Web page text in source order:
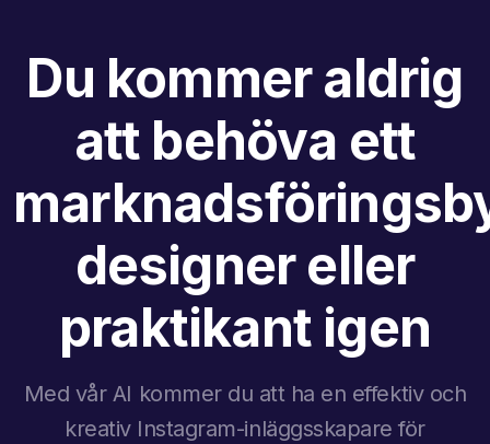
Du kommer aldrig
att behöva ett
designer eller
praktikant igen
Med vår AI kommer du att ha en effektiv och
kreativ Instagram-inläggsskapare för